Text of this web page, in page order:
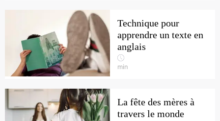
Technique pour
apprendre un texte en
anglais
min
La fête des mères à
travers le monde